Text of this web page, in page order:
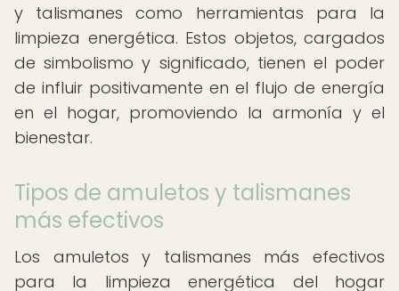
y talismanes como herramientas para la
limpieza energética. Estos objetos, cargados
de simbolismo y significado, tienen el poder
de influir positivamente en el flujo de energía
en el hogar, promoviendo la armonía y el
bienestar.
Tipos de amuletos y talismanes
más efectivos
Los amuletos y talismanes más efectivos
para la limpieza energética del hogar